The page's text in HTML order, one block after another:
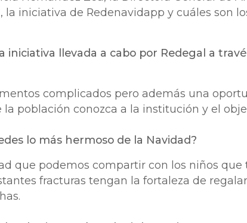
la iniciativa de Redenavidapp y cuáles son
iniciativa llevada a cabo por Redegal a
complicados pero además una
la población conozca a la institución y el
lo más hermoso de la Navidad?
que podemos compartir con los niños
fracturas tengan la fortaleza de